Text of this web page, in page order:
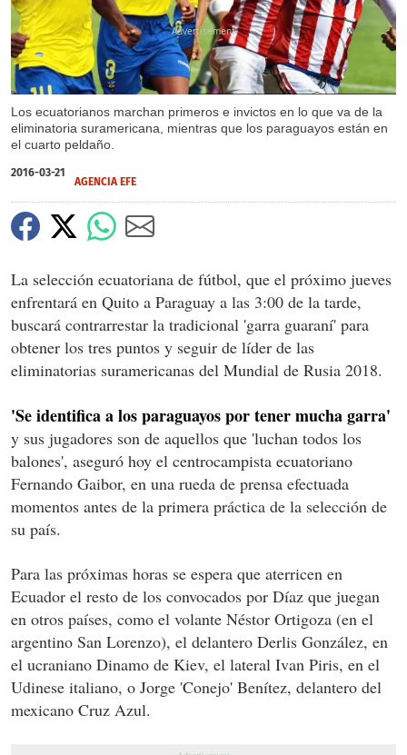
Los ecuatorianos marchan primeros e invictos en lo que va de la
eliminatoria suramericana, mientras que los paraguayos están en
el cuarto peldaño.
X
2016-03-21
AGENCIA EFE
La selección ecuatoriana de fútbol, que el próximo jueves
enfrentará en Quito a Paraguay a las 3:00 de la tarde,
buscará contrarrestar la tradicional 'garra guaraní' para
obtener los tres puntos y seguir de líder de las
eliminatorias suramericanas del Mundial de Rusia 2018.
'Se identifica a los paraguayos por tener mucha garra'
y sus jugadores son de aquellos que 'luchan todos los
balones', aseguró hoy el centrocampista ecuatoriano
Fernando Gaibor, en una rueda de prensa efectuada
momentos antes de la primera práctica de la selección de
su país.
Para las próximas horas se espera que aterricen en
Ecuador el resto de los convocados por Díaz que juegan
en otros países, como el volante Néstor Ortigoza (en el
argentino San Lorenzo), el delantero Derlis González, en
el ucraniano Dinamo de Kiev, el lateral Ivan Piris, en el
Udinese italiano, o Jorge 'Conejo' Benítez, delantero del
mexicano Cruz Azul.